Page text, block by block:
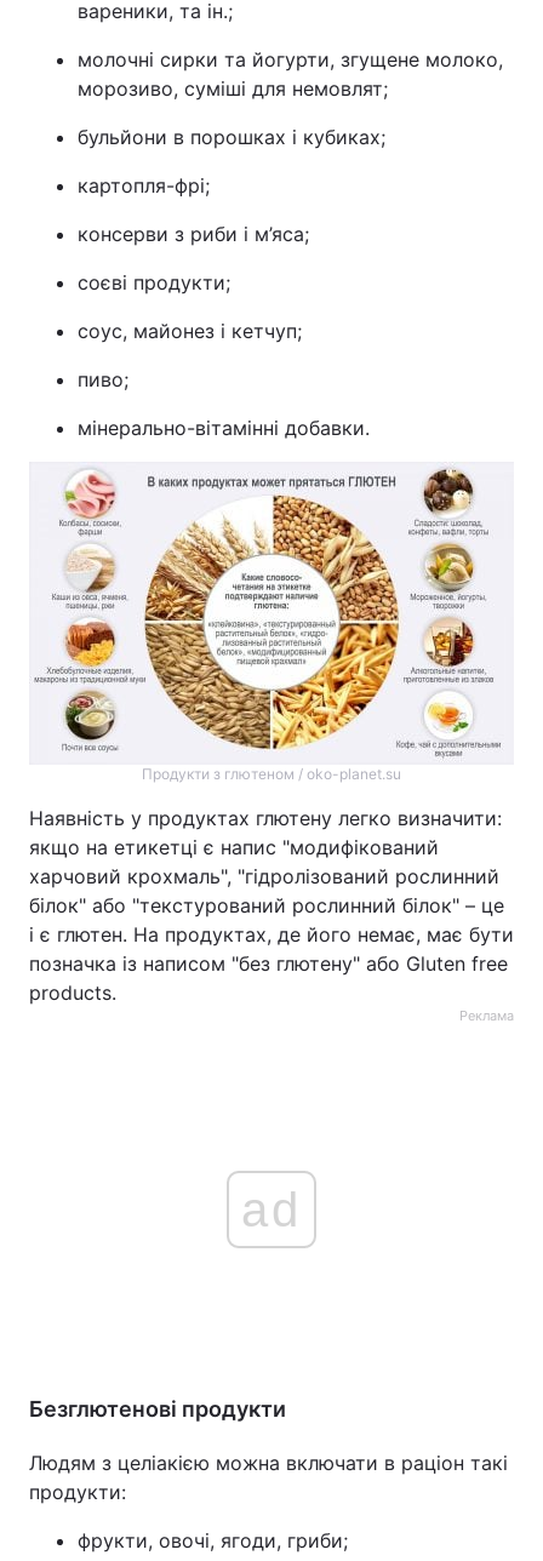
вареники, та ін.;
молочні сирки та йогурти, згущене молоко,
морозиво, суміші для немовлят;
бульйони в порошках і кубиках;
картопля-фрі;
консерви з риби і м’яса;
соєві продукти;
соус, майонез і кетчуп;
пиво;
мінерально-вітамінні добавки.
Продукти з глютеном / oko-planet.su
Наявність у продуктах глютену легко визначити:
якщо на етикетці є напис "модифікований
харчовий крохмаль", "гідролізований рослинний
білок" або "текстурований рослинний білок" – це
і є глютен. На продуктах, де його немає, має бути
позначка із написом "без глютену" або Gluten free
products.
Реклама
ad
Безглютенові продукти
Людям з целіакією можна включати в раціон такі
продукти:
фрукти, овочі, ягоди, гриби;